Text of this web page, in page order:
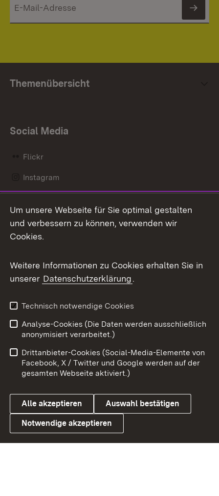
Themenübersicht
Social Media
Flickr
Instagram
Mastodon
Messenger
Social Wall
X / Twitter
Youtube
Link zum Landesportal
Benutzungshinweise
Barrierefreiheit
Datenschutz
Cookies
Um unsere Webseite für Sie optimal gestalten
und verbessern zu können, verwenden wir
Cookies.
Weitere Informationen zu Cookies erhalten Sie in
unserer Datenschutzerklärung.
Technisch notwendige Cookies
Analyse-Cookies (Die Daten werden ausschließlich
anonymisiert verarbeitet.)
Drittanbieter-Cookies (Social-Media-Elemente von
Facebook, X / Twitter und Google werden auf der
gesamten Webseite aktiviert.)
Alle akzeptieren Auswahl bestätigen
Notwendige akzeptieren